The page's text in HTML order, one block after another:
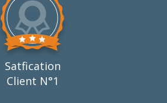
Satfication
Client N°1